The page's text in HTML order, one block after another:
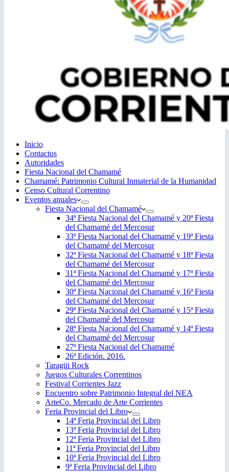
Inicio
Contactos
Autoridades
Fiesta Nacional del Chamamé
Chamamé: Patrimonio Cultural Inmaterial de la Humanidad
Censo Cultural Correntino
Eventos anuales
Fiesta Nacional del Chamamé
34ª Fiesta Nacional del Chamamé y 20ª Fiesta
del Chamamé del Mercosur
33ª Fiesta Nacional del Chamamé y 19ª Fiesta
del Chamamé del Mercosur
32ª Fiesta Nacional del Chamamé y 18ª Fiesta
del Chamamé del Mercosur
31ª Fiesta Nacional del Chamamé y 17ª Fiesta
del Chamamé del Mercosur
30ª Fiesta Nacional del Chamamé y 16ª Fiesta
del Chamamé del Mercosur
29ª Fiesta Nacional del Chamamé y 15ª Fiesta
del Chamamé del Mercosur
28ª Fiesta Nacional del Chamamé y 14ª Fiesta
del Chamamé del Mercosur
27ª Fiesta Nacional del Chamamé
26ª Edición. 2016.
Taragüi Rock
Juegos Culturales Correntinos
Festival Corrientes Jazz
Encuentro sobre Patrimonio Integral del NEA
ArteCo. Mercado de Arte Corrientes
Feria Provincial del Libro
14ª Feria Provincial del Libro
13ª Feria Provincial del Libro
12ª Feria Provincial del Libro
11ª Feria Provincial del Libro
10ª Feria Provincial del Libro
9ª Feria Provincial del Libro